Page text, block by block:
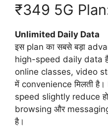
₹349 5G
Unlimited Daily Data
इस plan का सबसे बड़ा
high-speed daily data
online classes, video
में convenience मिलती
speed slightly reduce
browsing और
है।